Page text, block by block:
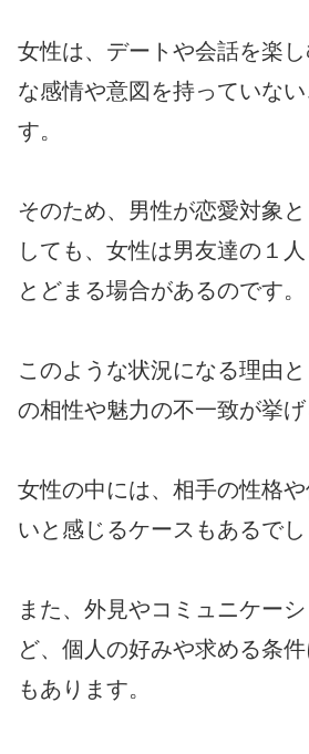
女性は、デートや会話を楽
な感情や意図を持っていな
す。
そのため、男性が恋愛対象
しても、女性は男友達の１
とどまる場合があるのです。
このような状況になる理由
の相性や魅力の不一致が挙げ
女性の中には、相手の性格
いと感じるケースもあるでし
また、外見やコミュニケー
ど、個人の好みや求める条
もあります。